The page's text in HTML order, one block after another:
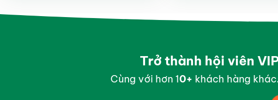
Trở thành hội viên
Cùng với hơn 10+ khách hàng